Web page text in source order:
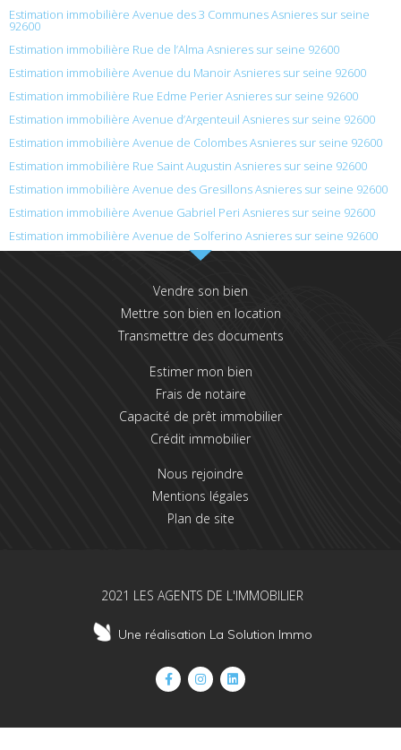
Estimation immobilière Avenue des 3 Communes Asnieres sur seine
92600
Estimation immobilière Rue de l’Alma Asnieres sur seine 92600
Estimation immobilière Avenue du Manoir Asnieres sur seine 92600
Estimation immobilière Rue Edme Perier Asnieres sur seine 92600
Estimation immobilière Avenue d’Argenteuil Asnieres sur seine 92600
Estimation immobilière Avenue de Colombes Asnieres sur seine 92600
Estimation immobilière Rue Saint Augustin Asnieres sur seine 92600
Estimation immobilière Avenue des Gresillons Asnieres sur seine 92600
Estimation immobilière Avenue Gabriel Peri Asnieres sur seine 92600
Estimation immobilière Avenue de Solferino Asnieres sur seine 92600
Vendre son bien
Mettre son bien en location
Transmettre des documents
Estimer mon bien
Frais de notaire
Capacité de prêt immobilier
Crédit immobilier
Nous rejoindre
Mentions légales
Plan de site
2021 LES AGENTS DE L'IMMOBILIER
Une réalisation La Solution Immo